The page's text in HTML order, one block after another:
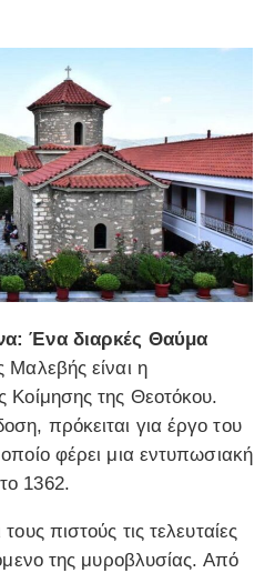
Ένα διαρκές Θαύμα
Μαλεβής είναι η
Κοίμησης της Θεοτόκου.
πρόκειται για έργο του
φέρει μια εντυπωσιακή
1362.
πιστούς τις τελευταίες
της μυροβλυσίας. Από